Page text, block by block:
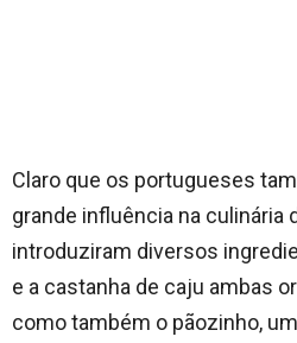
Claro que os portugueses
grande influência na culinária
introduziram diversos
e a castanha de caju ambas
como também o pãozinho,